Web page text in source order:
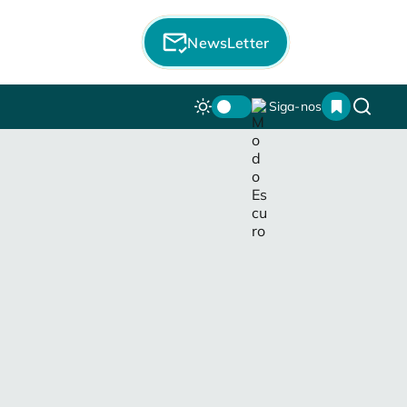
NewsLetter
Siga-nos